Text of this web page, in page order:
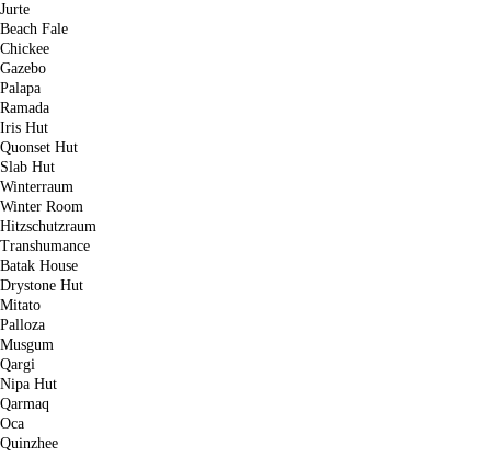
Jurte
Beach Fale
Chickee
Gazebo
Palapa
Ramada
Iris Hut
Quonset Hut
Slab Hut
Winterraum
Winter Room
Hitzschutzraum
Transhumance
Batak House
Drystone Hut
Mitato
Palloza
Musgum
Qargi
Nipa Hut
Qarmaq
Oca
Quinzhee